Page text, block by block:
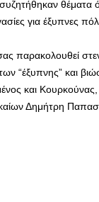
θέματα
για έξυπνες
παρακολουθεί
“έξυπνης” και
και
Δημήτρη